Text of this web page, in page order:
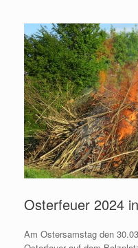
Osterfeuer 2024
Am Ostersamstag den